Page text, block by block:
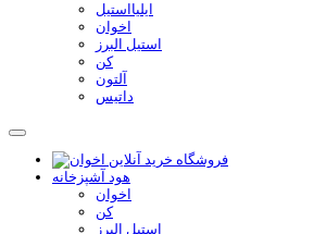
ایلیااستیل
اخوان
استیل البرز
کن
آلتون
داتیس
هود آشپزخانه
اخوان
کن
استیل البرز